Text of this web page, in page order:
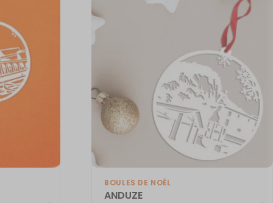
BOULES DE NOËL
ANDUZE